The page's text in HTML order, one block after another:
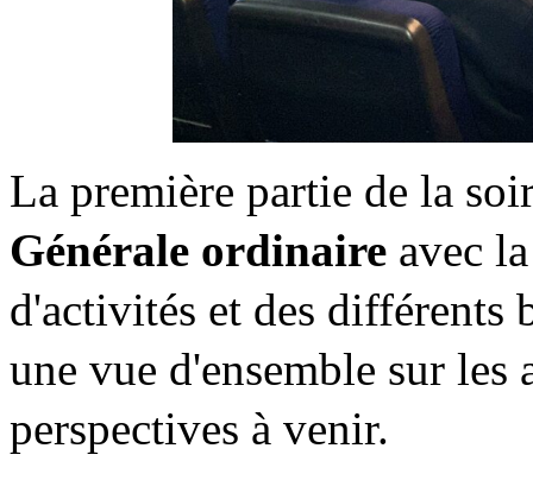
La première partie de la
Générale ordinaire avec
d'activités et des différents
une vue d'ensemble sur les
perspectives à venir.